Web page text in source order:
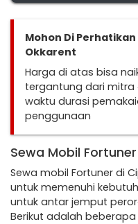
Mohon Di
Okkarent
Harga di atas bisa
tergantung dari mitra
waktu durasi
penggunaan
Sewa Mobil
Sewa mobil Fortuner di
untuk memenuhi
untuk antar jemput
Berikut adalah